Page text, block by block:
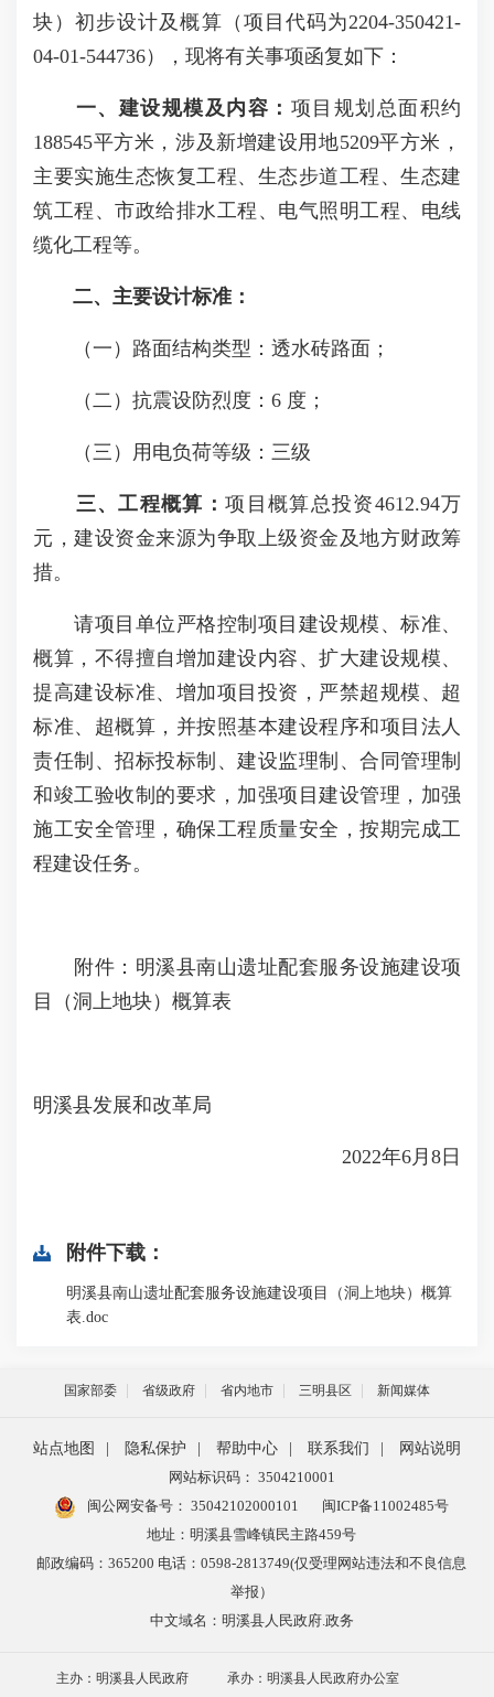
块）初步设计及概算（项目代码为2204-350421-
04-01-544736），现将有关事项函复如下：
一、建设规模及内容： 项目规划总面积约
188545平方米，涉及新增建设用地5209平方米，
主要实施生态恢复工程、生态步道工程、生态建
筑工程、市政给排水工程、电气照明工程、电线
缆化工程等。
二、主要设计标准：
（一）路面结构类型：透水砖路面；
（二）抗震设防烈度：6 度；
（三）用电负荷等级：三级
三、工程概算：项目概算总投资4612.94万
元，建设资金来源为争取上级资金及地方财政筹
措。
请项目单位严格控制项目建设规模、标准、
概算，不得擅自增加建设内容、扩大建设规模、
提高建设标准、增加项目投资，严禁超规模、超
标准、超概算，并按照基本建设程序和项目法人
责任制、招标投标制、建设监理制、合同管理制
和竣工验收制的要求，加强项目建设管理，加强
施工安全管理，确保工程质量安全，按期完成工
程建设任务。
附件：明溪县南山遗址配套服务设施建设项
目（洞上地块）概算表
明溪县发展和改革局
2022年6月8日
附件下载：
明溪县南山遗址配套服务设施建设项目（洞上地块）概算
表.doc
国家部委 省级政府 省内地市 三明县区 新闻媒体
站点地图 隐私保护 帮助中心 联系我们
网站说明
网站标识码： 3504210001
闽公网安备号： 35042102000101
闽ICP备11002485号
地址：明溪县雪峰镇民主路459号
邮政编码：365200 电话：0598-2813749(仅受理网站违法和不良信息
举报）
中文域名：明溪县人民政府.政务
主办：明溪县人民政府 承办：明溪县人民政府办公室